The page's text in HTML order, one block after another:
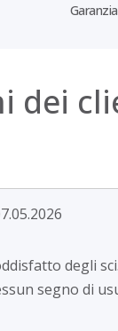
dei
degli
segno di